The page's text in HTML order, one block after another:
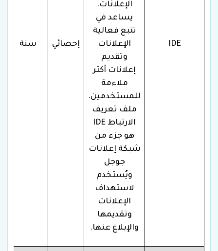
IDE
الإعلانات.
يساعد في
تتبع فعالية
الإعلانات
وتقديم
إعلانات أكثر
ملاءمة
للمستخدمين.
ملف تعريف
الارتباط IDE
هو جزء من
شبكة إعلانات
جوجل
ويُستخدم
لاستهداف
الإعلانات
وتقديمها
والإبلاغ عنها.
إحصائي سنة